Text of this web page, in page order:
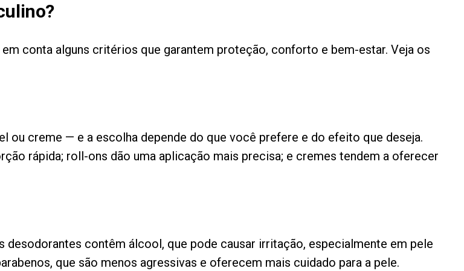
conta alguns critérios que garantem proteção, conforto e bem-estar. Veja os
creme — e a escolha depende do que você prefere e do efeito que deseja.
rápida; roll-ons dão uma aplicação mais precisa; e cremes tendem a oferecer
contêm álcool, que pode causar irritação, especialmente em pele
que são menos agressivas e oferecem mais cuidado para a pele.